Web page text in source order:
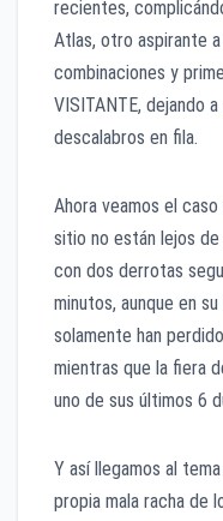
recientes,
Atlas, otro aspirante
combinaciones y
VISITANTE, dejando
descalabros en fila.
Ahora veamos el
sitio no están lejos de
con dos derrotas
minutos, aunque en
solamente han
mientras que la fiera
uno de sus últimos 6
Y así llegamos al
propia mala racha de